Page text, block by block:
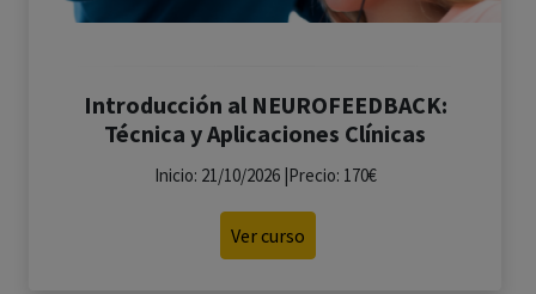
Introducción al NEUROFEEDBACK:
Técnica y Aplicaciones Clínicas
Inicio: 21/10/2026 |Precio: 170€
Ver curso